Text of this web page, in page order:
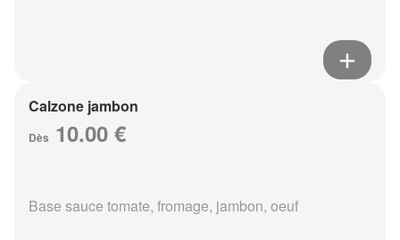
Calzone jambon
Dès 10.00 €
Base sauce tomate, fromage, jambon, oeuf